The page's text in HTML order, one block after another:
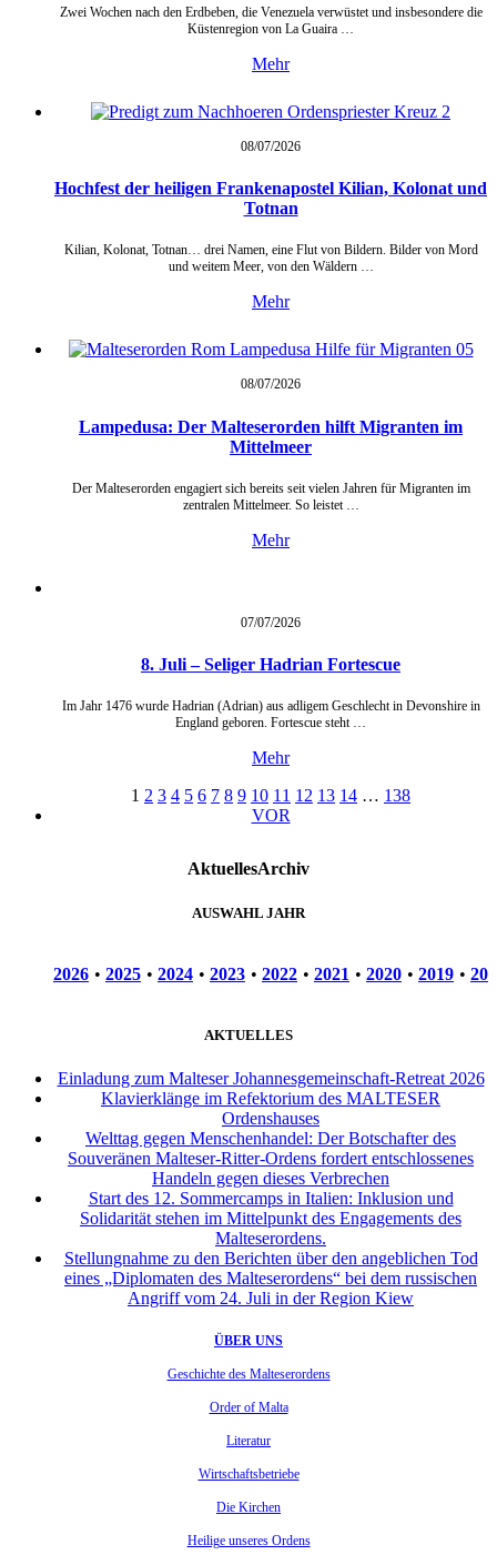
Zwei Wochen nach den Erdbeben, die Venezuela verwüstet und insbesondere die
Küstenregion von La Guaira …
Mehr
08/07/2026
Hochfest der heiligen Frankenapostel Kilian, Kolonat und
Totnan
Kilian, Kolonat, Totnan… drei Namen, eine Flut von Bildern. Bilder von Mord
und weitem Meer, von den Wäldern …
Mehr
08/07/2026
Lampedusa: Der Malteserorden hilft Migranten im
Mittelmeer
Der Malteserorden engagiert sich bereits seit vielen Jahren für Migranten im
zentralen Mittelmeer. So leistet …
Mehr
07/07/2026
8. Juli – Seliger Hadrian Fortescue
Im Jahr 1476 wurde Hadrian (Adrian) aus adligem Geschlecht in Devonshire in
England geboren. Fortescue steht …
Mehr
1 2 3 4 5 6 7 8 9 10 11 12 13 14 … 138
VOR
AktuellesArchiv
AUSWAHL JAHR
2026 • 2025 • 2024 • 2023 • 2022 • 2021 • 2020 • 2019 •
AKTUELLES
Einladung zum Malteser Johannesgemeinschaft-Retreat 2026
Klavierklänge im Refektorium des MALTESER
Ordenshauses
Welttag gegen Menschenhandel: Der Botschafter des
Souveränen Malteser-Ritter-Ordens fordert entschlossenes
Handeln gegen dieses Verbrechen
Start des 12. Sommercamps in Italien: Inklusion und
Solidarität stehen im Mittelpunkt des Engagements des
Malteserordens.
Stellungnahme zu den Berichten über den angeblichen Tod
eines „Diplomaten des Malteserordens“ bei dem russischen
Angriff vom 24. Juli in der Region Kiew
ÜBER UNS
Geschichte des Malteserordens
Order of Malta
Literatur
Wirtschaftsbetriebe
Die Kirchen
Heilige unseres Ordens